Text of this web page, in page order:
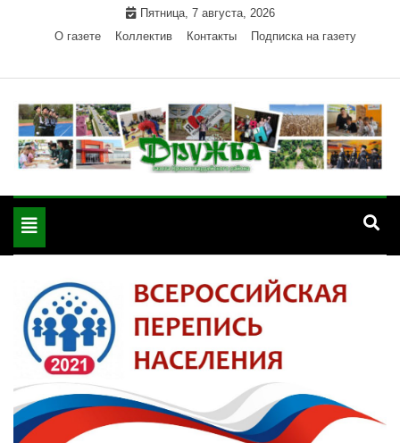
Пятница, 7 августа, 2026
О газете
Коллектив Контакты Подписка на газету
"Дружба" — газета
района РА
Красногвардейского района Республики Адыгея
Toggle
navigation